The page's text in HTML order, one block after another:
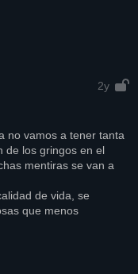
2y
no vamos a tener tanta
de los gringos en el
mentiras se van a
de vida, se
que menos